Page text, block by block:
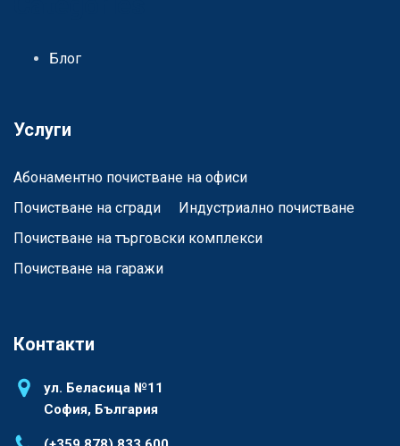
Блог
Услуги
Абонаментно почистване на офиси
Почистване на сгради
Индустриално почистване
Почистване на търговски комплекси
Почистване на гаражи
Контакти
ул. Беласица №11
София, България